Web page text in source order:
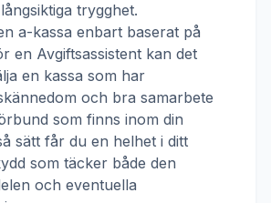
trygghet.
a-kassa enbart baserat på
en Avgiftsassistent kan det
en kassa som har
och bra samarbete
som finns inom din
sätt får du en helhet i ditt
som täcker både den
och eventuella